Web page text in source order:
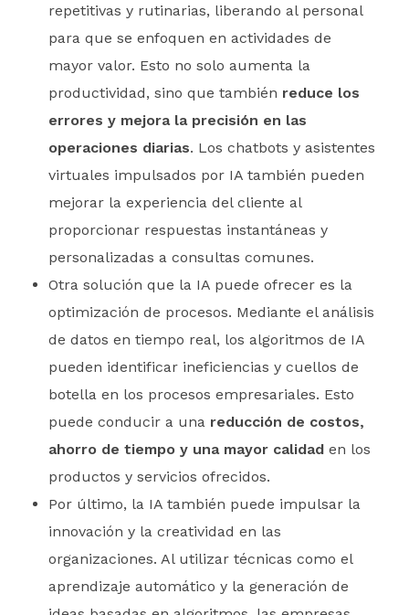
repetitivas y rutinarias, liberando al personal
para que se enfoquen en actividades de
mayor valor. Esto no solo aumenta la
productividad, sino que también reduce los
errores y mejora la precisión en las
operaciones diarias. Los chatbots y asistentes
virtuales impulsados por IA también pueden
mejorar la experiencia del cliente al
proporcionar respuestas instantáneas y
personalizadas a consultas comunes.
Otra solución que la IA puede ofrecer es la
optimización de procesos. Mediante el análisis
de datos en tiempo real, los algoritmos de IA
pueden identificar ineficiencias y cuellos de
botella en los procesos empresariales. Esto
puede conducir a una reducción de costos,
ahorro de tiempo y una mayor calidaden los
productos y servicios ofrecidos.
Por último, la IA también puede impulsar la
innovación y la creatividad en las
organizaciones. Al utilizar técnicas como el
aprendizaje automático y la generación de